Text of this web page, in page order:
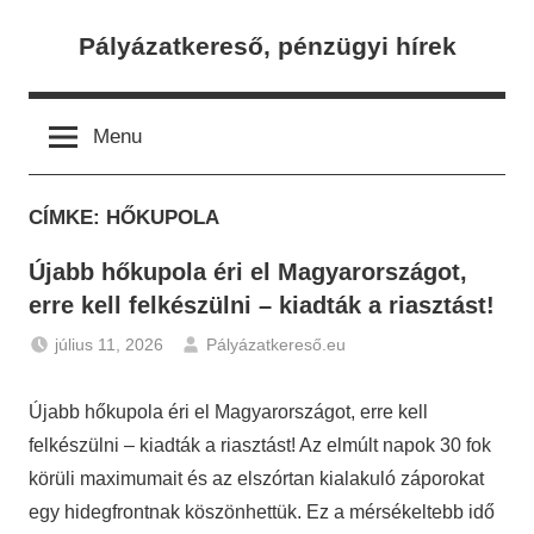
Pályázatkereső, pénzügyi hírek
Menu
CÍMKE: HŐKUPOLA
Újabb hőkupola éri el Magyarországot,
erre kell felkészülni – kiadták a riasztást!
július 11, 2026
Pályázatkereső.eu
Újabb hőkupola éri el Magyarországot, erre kell
felkészülni – kiadták a riasztást! Az elmúlt napok 30 fok
körüli maximumait és az elszórtan kialakuló záporokat
egy hidegfrontnak köszönhettük. Ez a mérsékeltebb idő